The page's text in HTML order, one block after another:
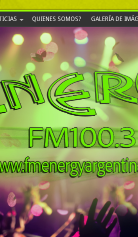
QUIENES SOMOS? GALERÍA DE